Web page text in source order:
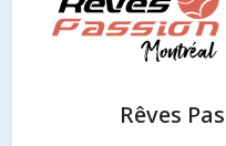
Rêves